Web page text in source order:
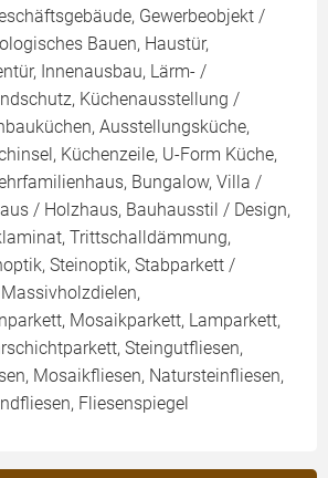
Gewerbeobjekt /
Bauen, Haustür,
Innenausbau, Lärm- /
Küchenausstellung /
Ausstellungsküche,
Küchenzeile, U-Form Küche,
Bungalow, Villa /
/ Holzhaus, Bauhausstil / Design,
Trittschalldämmung,
Steinoptik, Stabparkett /
Mosaikparkett, Lamparkett,
Steingutfliesen,
Mosaikfliesen, Natursteinfliesen,
Fliesenspiegel